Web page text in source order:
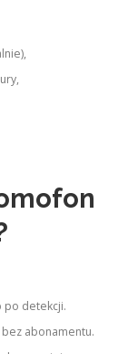
po detekcji.
abonamentu.